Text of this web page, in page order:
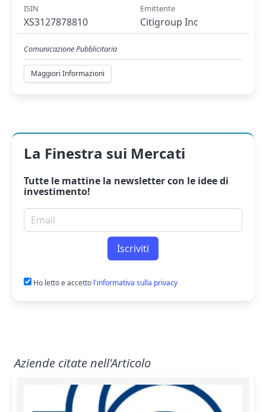
ISIN
XS3127878810
Emittente
Citigroup Inc
Comunicazione Pubblicitaria
Maggiori Informazioni
La Finestra sui Mercati
Tutte le mattine la newslettercon le idee di
investimento!
Email per newsletter
Iscriviti
Ho letto e accetto l'informativa sulla privacy
Aziende citate nell'Articolo